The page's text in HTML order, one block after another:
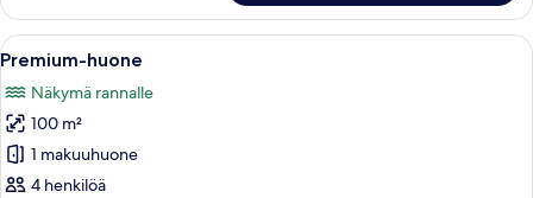
parveke,
osittainen
valtamerinäköala
Avaa
kaikki
huonetyypin
Premium-
huone
kuvat
Uima-altaan reunalla on talo,
8
Premium-huone
Näkymä rannalle
100 m²
1 makuuhuone
4 henkilöä